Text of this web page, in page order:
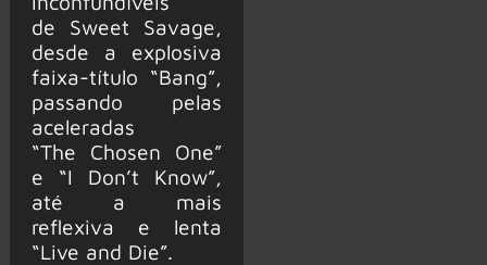
de Sweet Savage,
desde a explosiva
faixa-título “Bang”,
passando pelas
aceleradas
“The Chosen One”
e “I Don’t Know”,
até a mais
reflexiva e lenta
“Live and Die”.